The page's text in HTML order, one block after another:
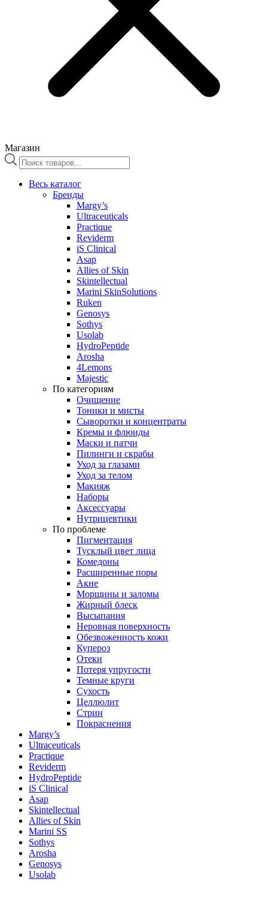
Магазин
Поиск
товаров
Весь каталог
Бренды
Margy’s
Ultraceuticals
Practique
Reviderm
iS Clinical
Asap
Allies of Skin
Skintellectual
Marini SkinSolutions
Ruken
Genosys
Sothys
Usolab
HydroPeptide
Arosha
4Lemons
Majestic
По категориям
Очищение
Тоники и мисты
Сыворотки и концентраты
Кремы и флюиды
Маски и патчи
Пилинги и скрабы
Уход за глазами
Уход за телом
Макияж
Наборы
Аксессуары
Нутрицевтики
По проблеме
Пигментация
Тусклый цвет лица
Комедоны
Расширенные поры
Акне
Морщины и заломы
Жирный блеск
Высыпания
Неровная поверхность
Обезвоженность кожи
Купероз
Отеки
Потеря упругости
Темные круги
Сухость
Целлюлит
Стрии
Покраснения
Margy’s
Ultraceuticals
Practique
Reviderm
HydroPeptide
iS Clinical
Asap
Skintellectual
Allies of Skin
Marini SS
Sothys
Arosha
Genosys
Usolab